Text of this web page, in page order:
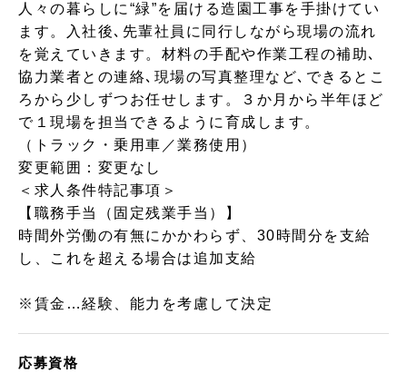
人々の暮らしに“緑”を届ける造園工事を手掛けてい
ます。入社後､先輩社員に同行しながら現場の流れ
を覚えていきます。材料の手配や作業工程の補助､
協力業者との連絡､現場の写真整理など､できるとこ
ろから少しずつお任せします。３か月から半年ほど
で１現場を担当できるように育成します。
（トラック・乗用車／業務使用）
変更範囲：変更なし
＜求人条件特記事項＞
【職務手当（固定残業手当）】
時間外労働の有無にかかわらず、30時間分を支給
し、これを超える場合は追加支給
※賃金…経験、能力を考慮して決定
応募資格